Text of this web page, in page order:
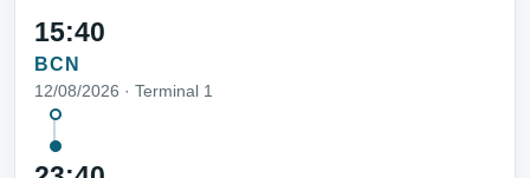
15:40
BCN
12/08/2026 · Terminal 1